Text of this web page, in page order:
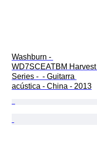
Washburn -
WD7SCEATBM Harvest
Series -  - Guitarra
acústica - China - 2013